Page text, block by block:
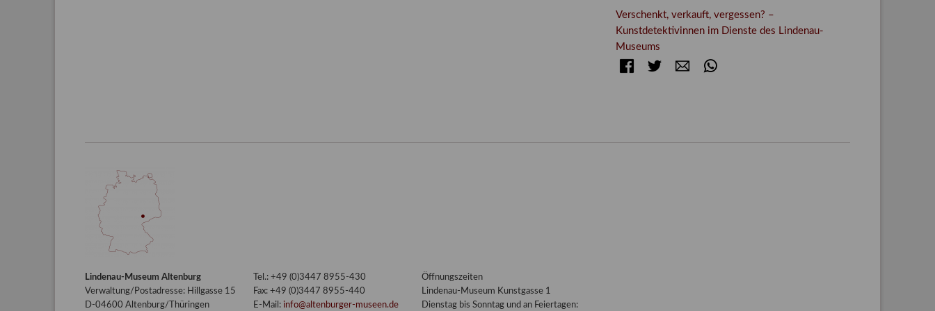
Verschenkt, verkauft, vergessen? –
Kunstdetektivinnen im Dienste des Lindenau-
Museums
FacebookTwitter E-mail
Lindenau-Museum Altenburg
Verwaltung/Postadresse: Hillgasse 15
D-04600 Altenburg/Thüringen
Tel.: +49 (0)3447 8955-430
Fax: +49 (0)3447 8955-440
E-Mail: info@altenburger-museen.de
Öffnungszeiten
Lindenau-Museum Kunstgasse 1
Dienstag bis Sonntag und an Feiertagen: